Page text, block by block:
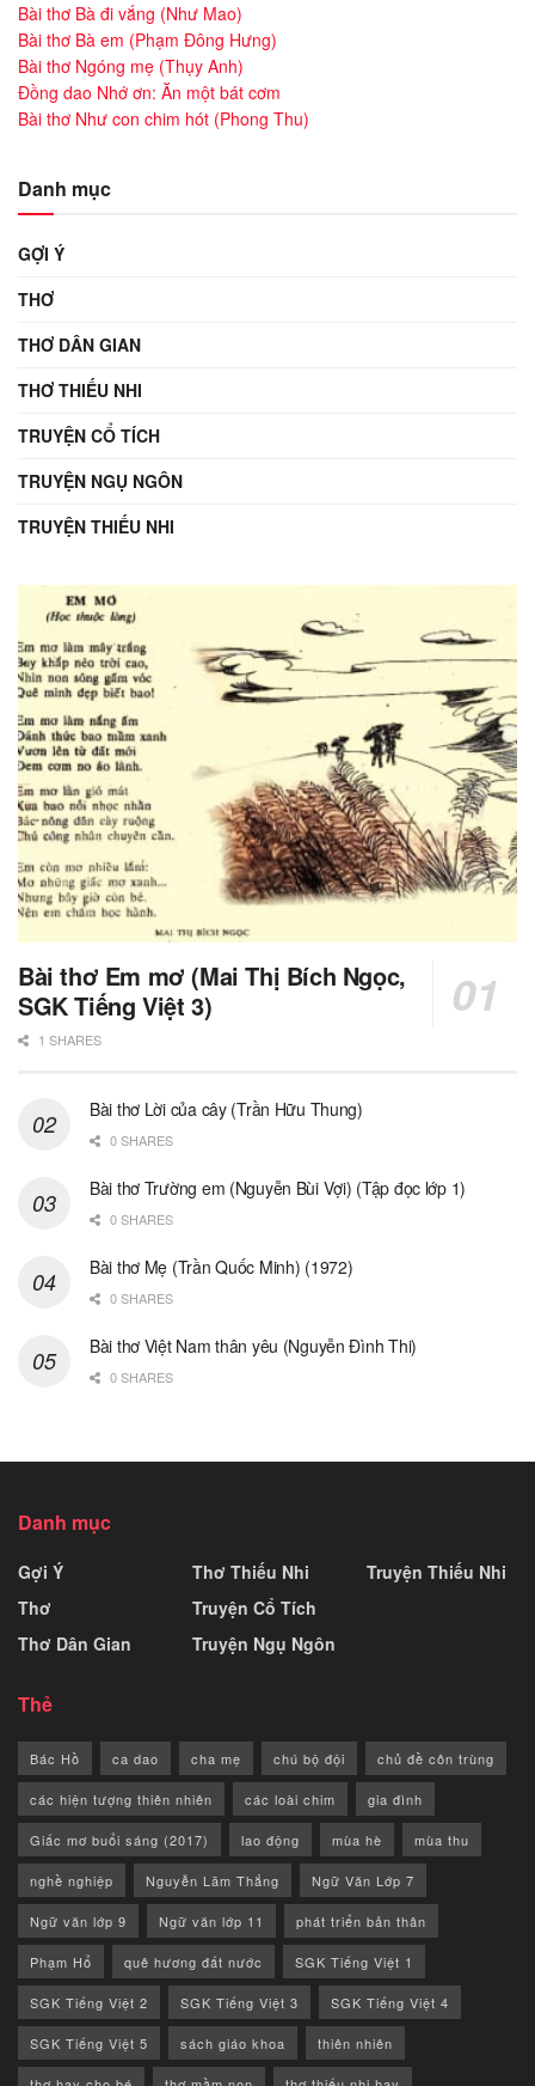
Bài thơ Bà đi vắng (Như Mao)
Bài thơ Bà em (Phạm Đông Hưng)
Bài thơ Ngóng mẹ (Thụy Anh)
Đồng dao Nhớ ơn: Ăn một bát cơm
Bài thơ Như con chim hót (Phong Thu)
Danh mục
GỢI Ý
THƠ
THƠ DÂN GIAN
THƠ THIẾU NHI
TRUYỆN CỔ TÍCH
TRUYỆN NGỤ NGÔN
TRUYỆN THIẾU NHI
Bài thơ Em mơ (Mai Thị Bích Ngọc,
SGK Tiếng Việt 3)
1 SHARES
Bài thơ Lời của cây (Trần Hữu Thung)
0 SHARES
Bài thơ Trường em (Nguyễn Bùi Vợi) (Tập đọc lớp 1)
0 SHARES
Bài thơ Mẹ (Trần Quốc Minh) (1972)
0 SHARES
Bài thơ Việt Nam thân yêu (Nguyễn Đình Thi)
0 SHARES
Danh mục
Gợi Ý
Thơ
Thơ Dân Gian
Thơ Thiếu Nhi
Truyện Cổ Tích
Truyện Ngụ Ngôn
Truyện Thiếu Nhi
Thẻ
Bác Hồ ca dao cha mẹ chú bộ đội chủ đề côn trùng
các hiện tượng thiên nhiên các loài chim gia đình
Giấc mơ buổi sáng (2017) lao động mùa hè mùa thu
nghề nghiệp Nguyễn Lãm Thắng Ngữ Văn Lớp 7
Ngữ văn lớp 9 Ngữ văn lớp 11 phát triển bản thân
Phạm Hổ quê hương đất nước SGK Tiếng Việt 1
SGK Tiếng Việt 2 SGK Tiếng Việt 3 SGK Tiếng Việt 4
SGK Tiếng Việt 5 sách giáo khoa thiên nhiên